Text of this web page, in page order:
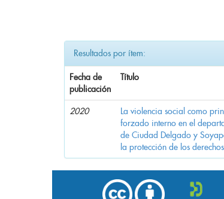
Resultados por ítem:
Fecha de
publicación
Título
2020
La violencia social como
forzado interno en el
de Ciudad Delgado y
la protección de los